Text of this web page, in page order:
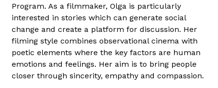
Program. As a filmmaker, Olga is particularly
interested in stories which can generate social
change and create a platform for discussion. Her
filming style combines observational cinema with
poetic elements where the key factors are human
emotions and feelings. Her aim is to bring people
closer through sincerity, empathy and compassion.